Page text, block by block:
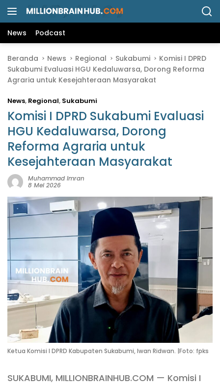
News Podcast
Beranda News Regional Sukabumi
Komisi I DPRD
Sukabumi Evaluasi HGU Kedaluwarsa, Dorong Reforma
Agraria untuk Kesejahteraan Masyarakat
News, Regional, Sukabumi
Komisi I DPRD Sukabumi Evaluasi
HGU Kedaluwarsa, Dorong
Reforma Agraria untuk
Kesejahteraan Masyarakat
Muhammad Imran
8 Mei 2026
Ketua Komisi I DPRD Kabupaten Sukabumi, Iwan Ridwan. |Foto: fpks
SUKABUMI, MILLIONBRAINHUB.COM — Komisi I